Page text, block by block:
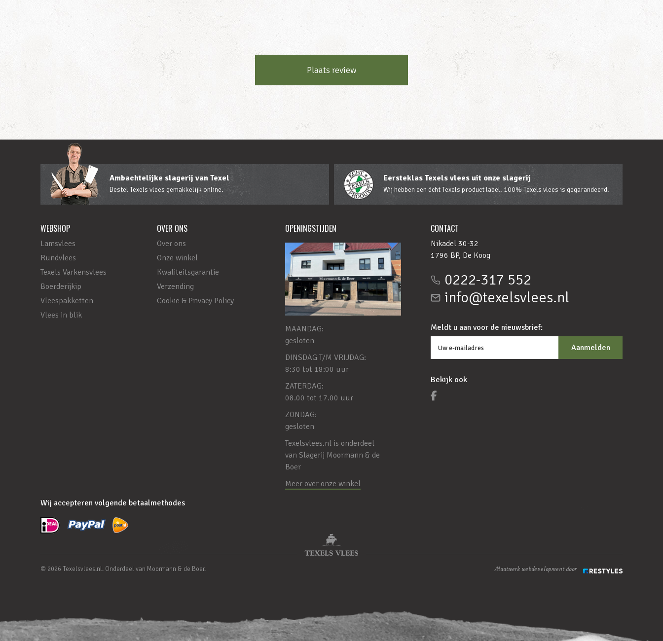
Plaats review
Ambachtelijke slagerij van Texel
Bestel Texels vlees gemakkelijk online.
Eersteklas Texels vlees uit onze slagerij
Wij hebben een écht Texels product label. 100% Texels vlees is gegarandeerd.
WEBSHOP
Lamsvlees
Rundvlees
Texels Varkensvlees
Boerderijkip
Vleespakketten
Vlees in blik
OVER ONS
Over ons
Onze winkel
Kwaliteitsgarantie
Verzending
Cookie & Privacy Policy
OPENINGSTIJDEN
MAANDAG:
gesloten
DINSDAG T/M VRIJDAG:
8:30 tot 18:00 uur
ZATERDAG:
08.00 tot 17.00 uur
ZONDAG:
gesloten
Texelsvlees.nl is onderdeel
van Slagerij Moormann & de
Boer
Meer over onze winkel
CONTACT
Nikadel 30-32
1796 BP, De Koog
0222-317 552
info@texelsvlees.nl
Meldt u aan voor de nieuwsbrief:
Bekijk ook
Wij accepteren volgende betaalmethodes
© 2026 Texelsvlees.nl. Onderdeel van Moormann & de Boer. Maatwerk webdevelopment door